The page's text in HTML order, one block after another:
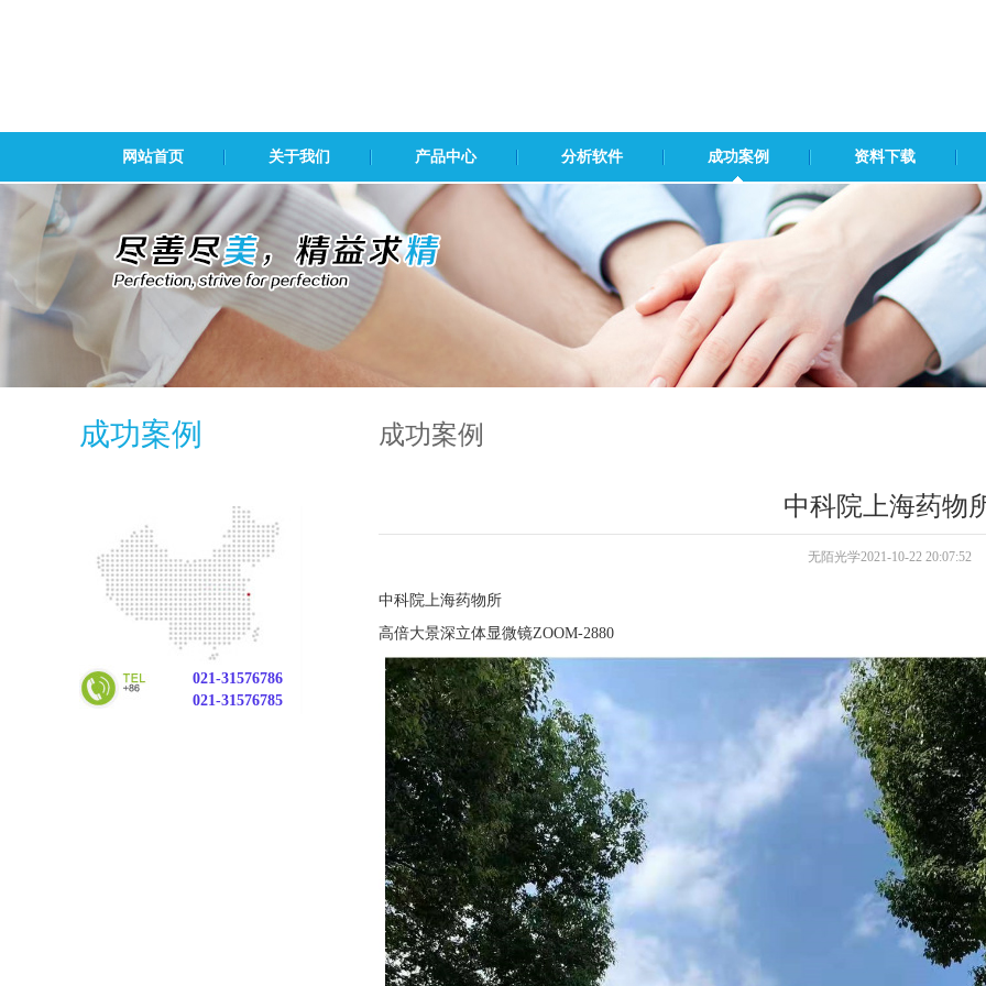
网站首页 关于我们 产品中心 分析软件 成功案例 资料下载
成功案例
021-31576786
021-31576785
成功案例
中科院上海药物
无陌光学2021-10-22 20:07:52
中科院上海药物所
高倍大景深立体显微镜ZOOM-2880